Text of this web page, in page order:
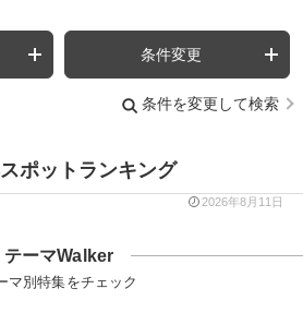
条件変更
条件を変更して検索
ポットランキング
2026年8月11日
テーマWalker
マ別特集をチェック